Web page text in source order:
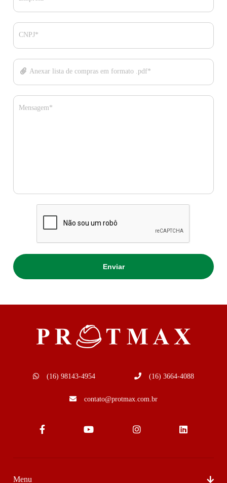
CNPJ*
Anexar lista de compras em formato .pdf*
Mensagem*
(16) 98143-4954 (16) 3664-4088
contato@protmax.com.br
Menu